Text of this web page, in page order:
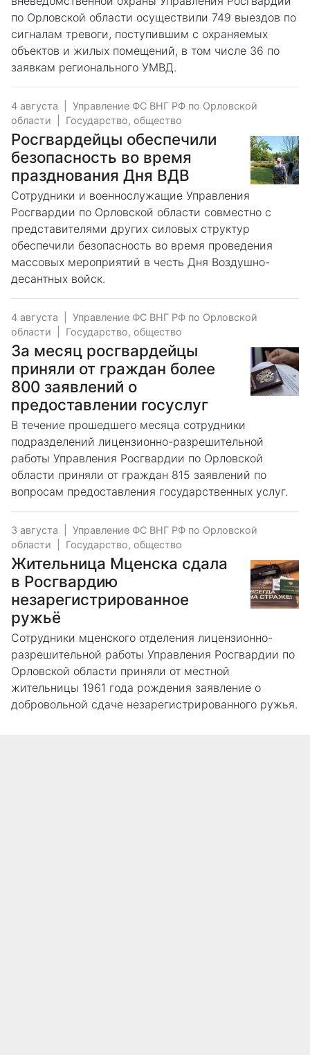
по Орловской области осуществили 749 выездов по
сигналам тревоги, поступившим с охраняемых
объектов и жилых помещений, в том числе 36 по
заявкам регионального УМВД.
4 августа
Управление ФС ВНГ РФ по Орловской
области
Государство, общество
Росгвардейцы обеспечили
безопасность во время
празднования Дня ВДВ
Сотрудники и военнослужащие Управления
Росгвардии по Орловской области совместно с
представителями других силовых структур
обеспечили безопасность во время проведения
массовых мероприятий в честь Дня Воздушно-
десантных войск.
4 августа
Управление ФС ВНГ РФ по Орловской
области
Государство, общество
За месяц росгвардейцы
приняли от граждан более
800 заявлений о
предоставлении госуслуг
В течение прошедшего месяца сотрудники
подразделений лицензионно-разрешительной
работы Управления Росгвардии по Орловской
области приняли от граждан 815 заявлений по
вопросам предоставления государственных услуг.
3 августа
Управление ФС ВНГ РФ по Орловской
области
Государство, общество
Жительница Мценска сдала
в Росгвардию
незарегистрированное
ружьё
Сотрудники мценского отделения лицензионно-
разрешительной работы Управления Росгвардии по
Орловской области приняли от местной
жительницы 1961 года рождения заявление о
добровольной сдаче незарегистрированного ружья.